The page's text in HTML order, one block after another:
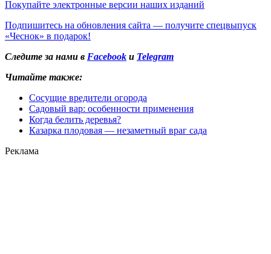
Покупайте электронные версии наших изданий
Подпишитесь на обновления сайта — получите спецвыпуск
«Чеснок» в подарок!
Следите за нами в Facebook и Telegram
Читайте также:
Сосущие вредители огорода
Садовый вар: особенности применения
Когда белить деревья?
Казарка плодовая — незаметный враг сада
Реклама